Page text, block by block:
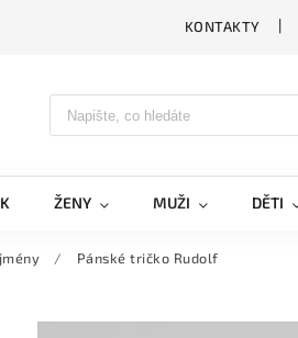
KONTAKTY
ŽENY MUŽI DĚTI
/ Pánské tričko Rudolf